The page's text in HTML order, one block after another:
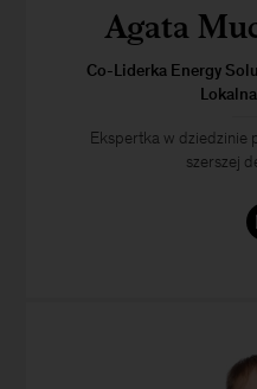
Agata
Co-Liderka Energy
Ekspertka w dziedzinie
szerszej